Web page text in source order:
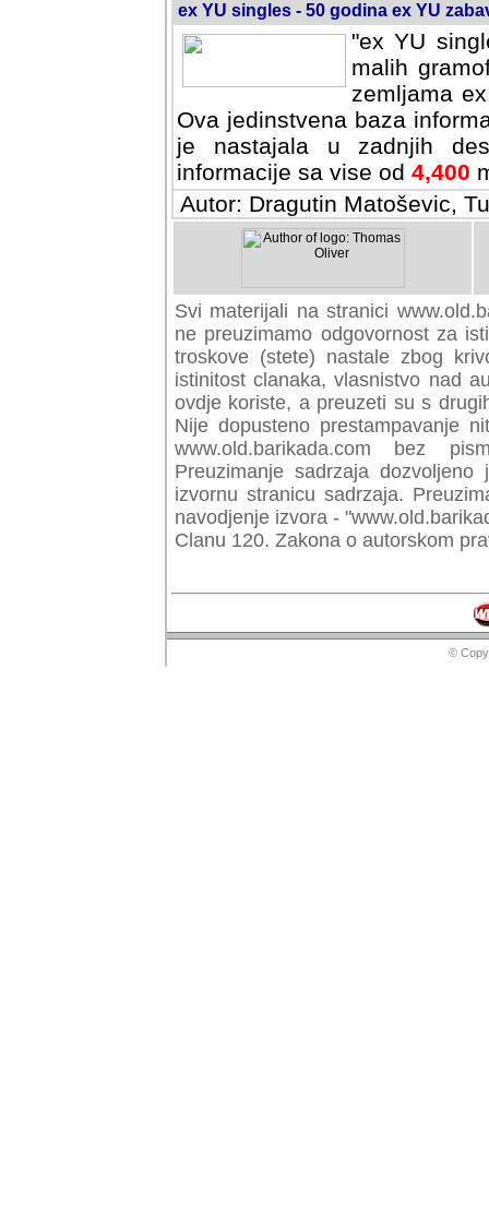
ex YU singles - 50 godina ex YU
"ex YU
malih
zemljama
Ova jedinstvena baza
je nastajala u zadnjih
informacije sa vise od 4,400
Autor: Dragutin Matoševic,
Svi materijali na stranici
preuzimamo odgovornost za
troskove (stete) nastale zbog
istinitost clanaka, vlasnistvo nad
ovdje koriste, a preuzeti su s
Nije dopusteno prestampavanje
www.old.barikada.com bez
Preuzimanje sadrzaja
izvornu stranicu sadrzaja.
navodjenje izvora -
Clanu 120. Zakona o autorskom
©